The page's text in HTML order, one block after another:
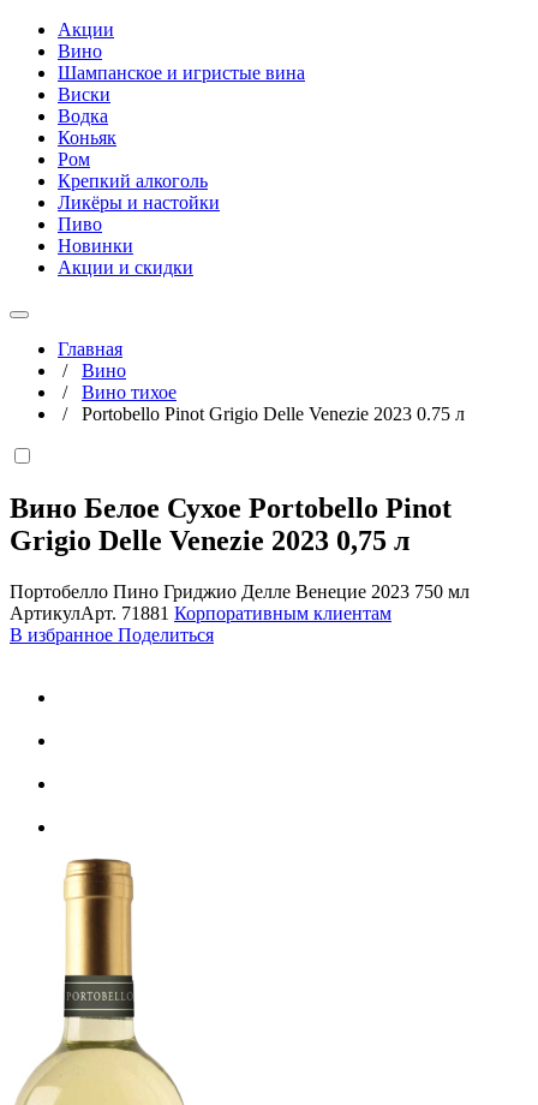
Акции
Вино
Шампанское и игристые вина
Виски
Водка
Коньяк
Ром
Крепкий алкоголь
Ликёры и настойки
Пиво
Новинки
Акции и скидки
Главная
/ Вино
/ Вино тихое
/ Portobello Pinot Grigio Delle Venezie 2023 0.75 л
Вино Белое Сухое Portobello Pinot
Grigio Delle Venezie 2023 0,75 л
Портобелло Пино Гриджио Делле Венецие 2023 750 мл
АртикулАрт. 71881 Корпоративным клиентам
В избранное Поделиться